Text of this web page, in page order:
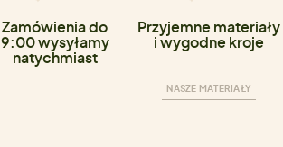
Zamówienia do
9:00 wysyłamy
natychmiast
Przyjemne materiały
i wygodne kroje
NASZE MATERIAŁY